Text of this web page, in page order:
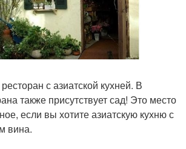
с азиатской кухней. В
также присутствует сад! Это место
если вы хотите азиатскую кухню с
вина.